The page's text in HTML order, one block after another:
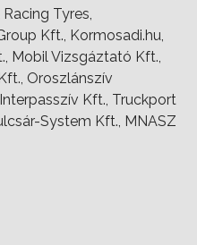
Tyres,
Kft., Kormosadi.hu,
Mobil Vizsgáztató Kft.,
Oroszlánszív
Kft., Truckport
System Kft., MNASZ